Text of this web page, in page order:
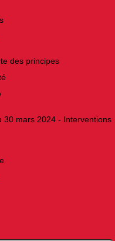
des principes
30 mars 2024 - Interventions